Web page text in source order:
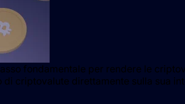
fondamentale per rendere le
criptovalute direttamente sulla sua